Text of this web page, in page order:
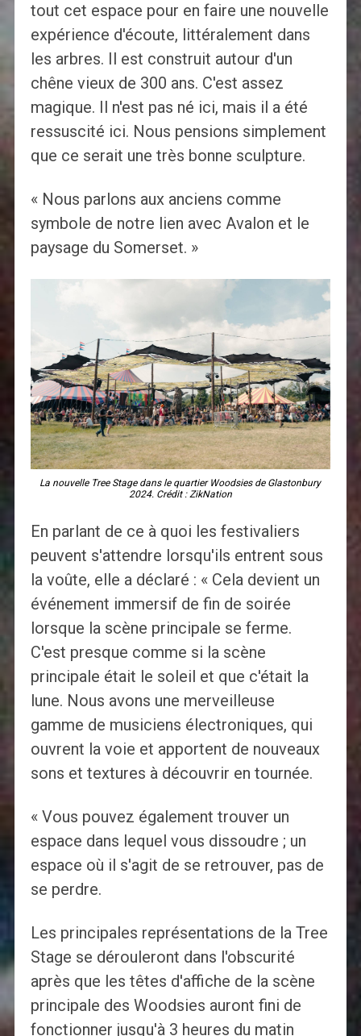
tout cet espace pour en faire une nouvelle
expérience d'écoute, littéralement dans
les arbres. Il est construit autour d'un
chêne vieux de 300 ans. C'est assez
magique. Il n'est pas né ici, mais il a été
ressuscité ici. Nous pensions simplement
que ce serait une très bonne sculpture.
« Nous parlons aux anciens comme
symbole de notre lien avec Avalon et le
paysage du Somerset. »
La nouvelle Tree Stage dans le quartier Woodsies de Glastonbury
2024. Crédit : ZikNation
En parlant de ce à quoi les festivaliers
peuvent s'attendre lorsqu'ils entrent sous
la voûte, elle a déclaré : « Cela devient un
événement immersif de fin de soirée
lorsque la scène principale se ferme.
C'est presque comme si la scène
principale était le soleil et que c'était la
lune. Nous avons une merveilleuse
gamme de musiciens électroniques, qui
ouvrent la voie et apportent de nouveaux
sons et textures à découvrir en tournée.
« Vous pouvez également trouver un
espace dans lequel vous dissoudre ; un
espace où il s'agit de se retrouver, pas de
se perdre.
Les principales représentations de la Tree
Stage se dérouleront dans l'obscurité
après que les têtes d'affiche de la scène
principale des Woodsies auront fini de
fonctionner jusqu'à 3 heures du matin